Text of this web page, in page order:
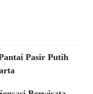
Pasir Putih